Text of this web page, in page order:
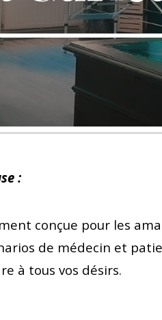
:
conçue pour les
de médecin et
à tous vos désirs.